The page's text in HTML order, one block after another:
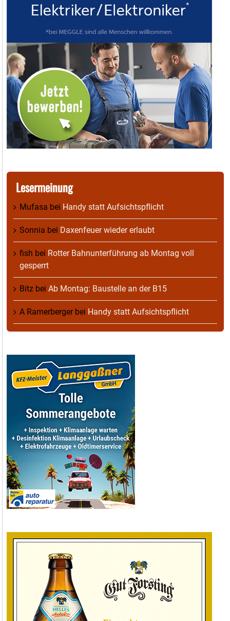
Lesermeinung
Mufasa bei Handy statt Aufsichtspflicht
Sonnia bei Daxenfeuer wieder erlaubt
fish bei Rotter Bahnunterführung ab Montag voll
gesperrt
Bitz bei Ab Montag: Baustelle an der B15
A Ramerbergerbei Handy statt Aufsichtspflicht